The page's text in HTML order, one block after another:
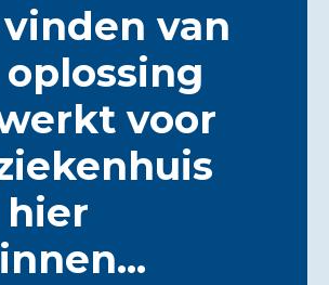
van
voor
hier